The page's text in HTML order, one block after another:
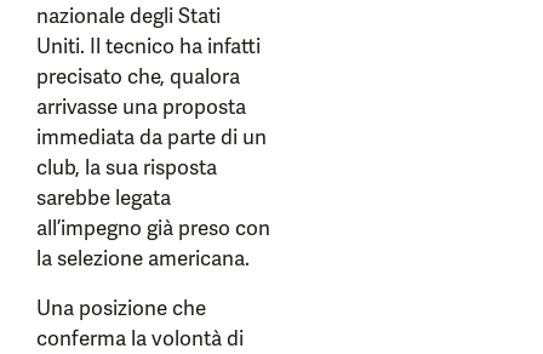
nazionale degli Stati
Uniti. Il tecnico ha infatti
precisato che, qualora
arrivasse una proposta
immediata da parte di un
club, la sua risposta
sarebbe legata
all’impegno già preso con
la selezione americana.
Una posizione che
conferma la volontà di